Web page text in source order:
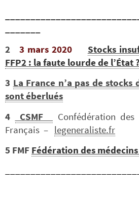
2
3 mars 2020
Stocks
FFP2 : la faute lourde de l’État ?
3 La France n’a pas de stocks
sont éberlués
4
CSMF
Confédération
Français – legeneraliste.fr
5 FMF Fédération des